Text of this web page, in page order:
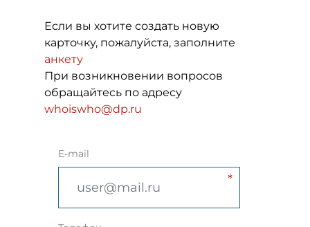
Если вы хотите создать новую
карточку, пожалуйста, заполните
анкету
При возникновении вопросов
обращайтесь по адресу
whoiswho@dp.ru
E-mail